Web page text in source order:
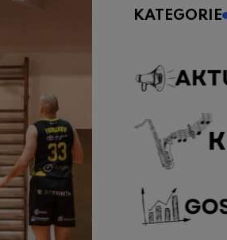
KATEGORIE